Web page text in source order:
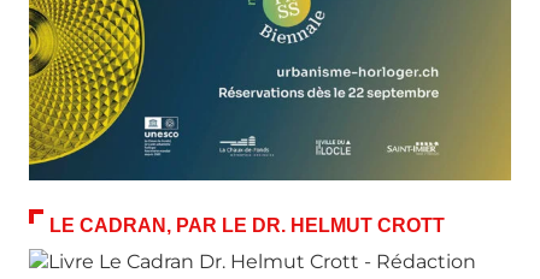
LE CADRAN, PAR LE DR. HELMUT CROTT